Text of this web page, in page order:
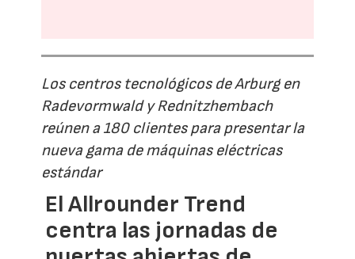
Los centros tecnológicos de Arburg en
Radevormwald y Rednitzhembach
reúnen a 180 clientes para presentar la
nueva gama de máquinas eléctricas
estándar
El Allrounder Trend
centra las jornadas de